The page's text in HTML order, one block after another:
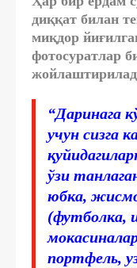
диққат билан
миқдор
фотосуратлар
“Даринага
учун сизга
ўзи
юбка,
(футболка,
портфель,